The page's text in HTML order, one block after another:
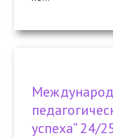
успеха” 24/